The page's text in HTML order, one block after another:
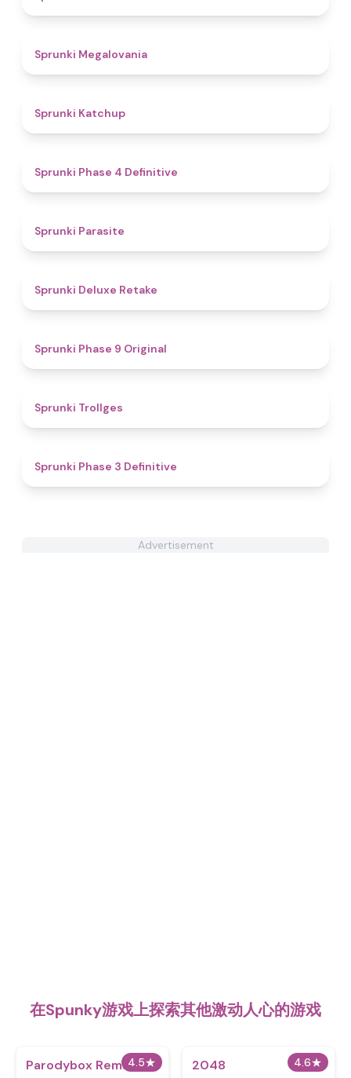
Sprunki Megalovania
Sprunki Katchup
Sprunki Phase 4 Definitive
Sprunki Parasite
Sprunki Deluxe Retake
Sprunki Phase 9 Original
Sprunki Trollges
Sprunki Phase 3 Definitive
Advertisement
在Spunky游戏上探索其他激动人心的游戏
4.5★
Parodybox Remake 4.6★
2048